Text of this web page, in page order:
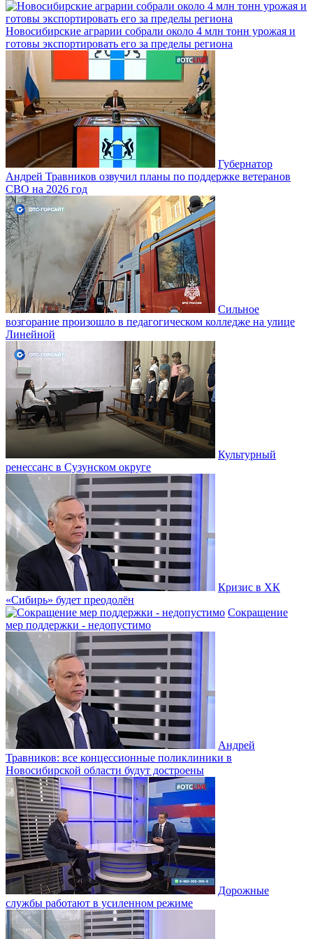
Новосибирские аграрии собрали около 4 млн тонн урожая и
готовы экспортировать его за пределы региона
Губернатор
Андрей Травников озвучил планы по поддержке ветеранов
СВО на 2026 год
Сильное
возгорание произошло в педагогическом колледже на улице
Линейной
Культурный
ренессанс в Сузунском округе
Кризис в ХК
«Сибирь» будет преодолён
Сокращение
мер поддержки - недопустимо
Андрей
Травников: все концессионные поликлиники в
Новосибирской области будут достроены
Дорожные
службы работают в усиленном режиме